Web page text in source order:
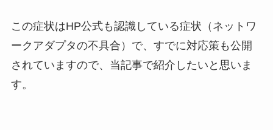
この症状はHP公式も認識している症状（ネットワ
ークアダプタの不具合）で、すでに対応策も公開
されていますので、当記事で紹介したいと思いま
す。